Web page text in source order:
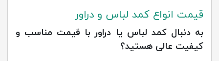
قیمت انواع کمد لباس و دراور
به دنبال کمد لباس یا دراور با قیمت مناسب و
کیفیت عالی هستید؟